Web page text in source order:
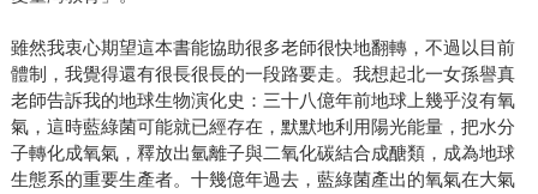
雖然我衷心期望這本書能協助很多老師很快地翻轉，不過以目前
體制，我覺得還有很長很長的一段路要走。我想起北一女孫譽真
老師告訴我的地球生物演化史：三十八億年前地球上幾乎沒有氧
氣，這時藍綠菌可能就已經存在，默默地利用陽光能量，把水分
子轉化成氧氣，釋放出氫離子與二氧化碳結合成醣類，成為地球
生態系的重要生產者。十幾億年過去，藍綠菌產出的氧氣在大氣